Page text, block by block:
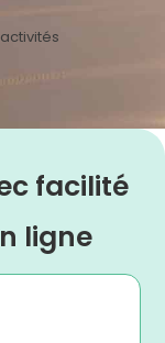
facilité
ligne